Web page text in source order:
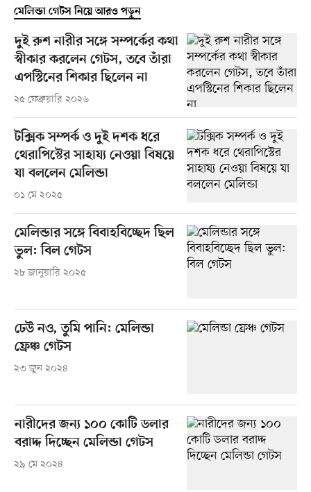
মেলিন্ডা গেটস নিয়ে আরও পড়ুন
দুই রুশ নারীর সঙ্গে সম্পর্কের কথা
স্বীকার করলেন গেটস, তবে তাঁরা
এপস্টিনের শিকার ছিলেন না
২৫ ফেব্রুয়ারি ২০২৬
টক্সিক সম্পর্ক ও দুই দশক ধরে
থেরাপিস্টের সাহায্য নেওয়া বিষয়ে
যা বললেন মেলিন্ডা
০১ মে ২০২৫
মেলিন্ডার সঙ্গে বিবাহবিচ্ছেদ ছিল
ভুল: বিল গেটস
২৮ জানুয়ারি ২০২৫
ঢেউ নও, তুমি পানি: মেলিন্ডা
ফ্রেঞ্চ গেটস
২৩ জুন ২০২৪
নারীদের জন্য ১০০ কোটি ডলার
বরাদ্দ দিচ্ছেন মেলিন্ডা গেটস
২৯ মে ২০২৪